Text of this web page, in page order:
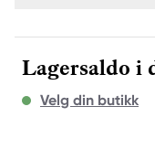
Lagersaldo i
Velg din butikk